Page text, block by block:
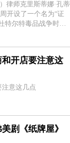
律师克里斯蒂娜·孔蒂
开设了一个名为“证
特尔特毒品战争时期
开店要注意这
意这几点
剧《纸牌屋》